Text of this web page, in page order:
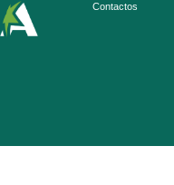
Contactos